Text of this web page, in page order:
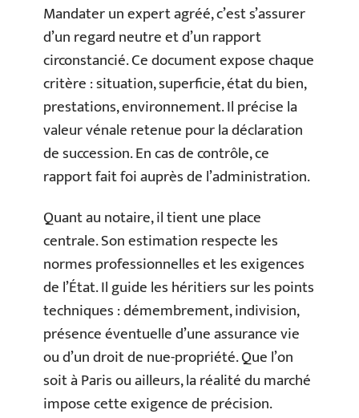
Mandater un expert agréé, c’est s’assurer
d’un regard neutre et d’un rapport
circonstancié. Ce document expose chaque
critère : situation, superficie, état du bien,
prestations, environnement. Il précise la
valeur vénale retenue pour la déclaration
de succession. En cas de contrôle, ce
rapport fait foi auprès de l’administration.
Quant au notaire, il tient une place
centrale. Son estimation respecte les
normes professionnelles et les exigences
de l’État. Il guide les héritiers sur les points
techniques : démembrement, indivision,
présence éventuelle d’une assurance vie
ou d’un droit de nue-propriété. Que l’on
soit à Paris ou ailleurs, la réalité du marché
impose cette exigence de précision.